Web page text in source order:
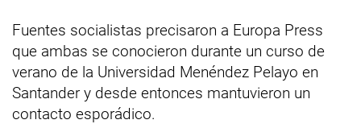
Fuentes socialistas precisaron a Europa Press
que ambas se conocieron durante un curso de
verano de la Universidad Menéndez Pelayo en
Santander y desde entonces mantuvieron un
contacto esporádico.